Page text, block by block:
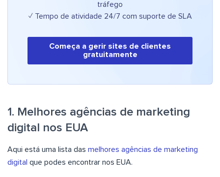
tráfego
✓ Tempo de atividade 24/7 com suporte de SLA
Começa a gerir sites de clientes
gratuitamente
1. Melhores agências de marketing
digital nos EUA
Aqui está uma lista das melhores agências de marketing
digital que podes encontrar nos EUA.